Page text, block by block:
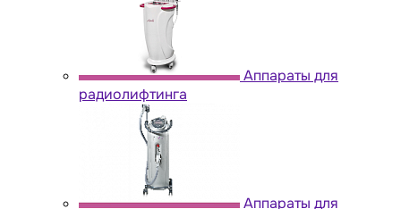
Аппараты для
радиолифтинга
Аппараты для